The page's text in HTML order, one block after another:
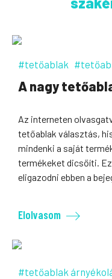
#tetőablak
A nagy
Az interneten
tetőablak választás,
mindenki a saját
termékeket dicsőíti.
eligazodni ebben a
Elolvasom
#tetőablak